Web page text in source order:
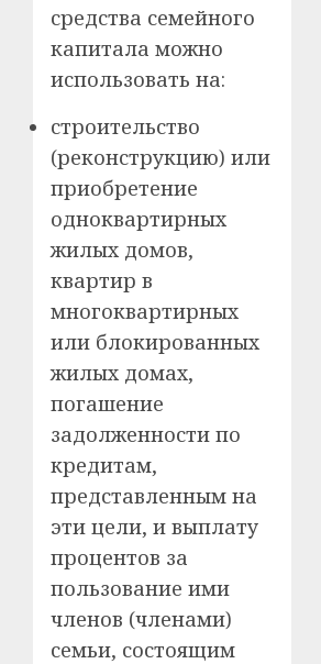
средства семейного
капитала можно
использовать на:
строительство
(реконструкцию) или
приобретение
одноквартирных
жилых домов,
квартир в
многоквартирных
или блокированных
жилых домах,
погашение
задолженности по
кредитам,
представленным на
эти цели, и выплату
процентов за
пользование ими
членов (членами)
семьи, состоящим